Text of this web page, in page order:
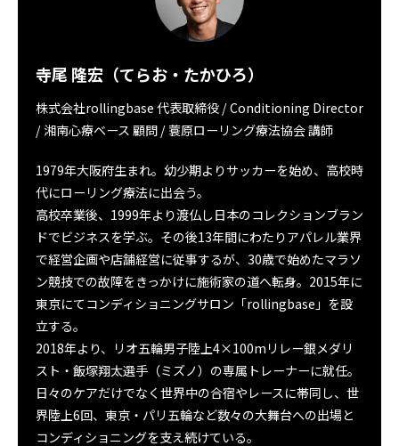
寺尾 隆宏（てらお・たかひろ）
株式会社rollingbase 代表取締役 / Conditioning Director
/ 湘南心療ベース 顧問 / 蓑原ローリング療法協会 講師
1979年大阪府生まれ。幼少期よりサッカーを始め、高校時
代にローリング療法に出会う。
高校卒業後、1999年より渡仏し日本のコレクションブラン
ドでビジネスを学ぶ。その後13年間にわたりアパレル業界
で経営企画や店舗経営に従事するが、30歳で始めたマラソ
ン競技での故障をきっかけに施術家の道へ転身。2015年に
東京にてコンディショニングサロン「rollingbase」を設
立する。
2018年より、リオ五輪男子陸上4×100mリレー銀メダリ
スト・飯塚翔太選手（ミズノ）の専属トレーナーに就任。
日々のケアだけでなく世界中の合宿やレースに帯同し、世
界陸上6回、東京・パリ五輪など数々の大舞台への出場と
コンディショニングを支え続けている。